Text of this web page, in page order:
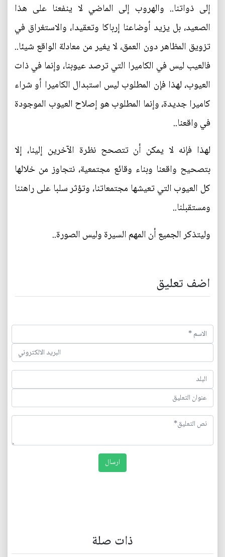
إلى ذواتنا.. والهروب إلى الماضي لا ينفعنا على هذا
الصعيد، بل يزيد أوضاعنا إرباكا وتعقيدا، والاستغراق في
تزويق المظاهر دون العمق، لا يغير من معادلة الواقع شيئا..
فالعيب ليس في الكاميرا التي ترصد عيوبنا، وإنما في ذات
العيوب، لهذا فإن المطلوب ليس استبدال الكاميرا أو شراء
كاميرا جديدة، وإنما المطلوب هو إصلاح العيوب الموجودة
في واقعنا..
لهذا فإنه لا يمكن أن تتصحح نظرة الآخرين إلينا، إلا
بتصحيح واقعنا وبناء وقائع مجتمعية، نتجاوز من خلالها
كل العيوب التي تعيشها مجتمعاتنا، وتؤثر سلبا على راهننا
ومستقبلنا..
وليتذكر الجميع أن المهم السيرة وليس الصورة..
اضف تعليق
ذات صلة